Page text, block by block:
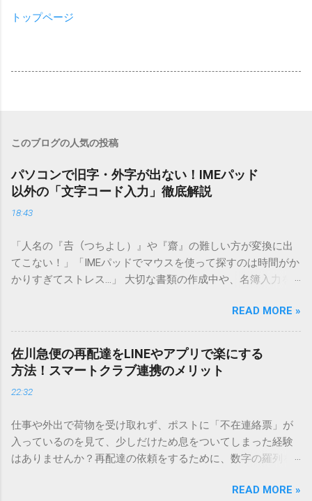
トップページ
このブログの人気の投稿
パソコンで旧字・外字が出ない！IMEパッド
以外の「文字コード入力」徹底解説
18:43
「人名の『𠮷（つちよし）』や『齋』の難しい方が変換に出
てこない！」「IMEパッドでマウスを使って探すのは時間がか
かりすぎてストレス…」 大切な書類の作成中や、名簿入力を
てしまいますよね。多くの人が「IMEパッド（手書き入力）」
を使いますが、実はマウスで一画ずつ書くのは非効率です
し、似た漢字が多すぎて結局見つからないことも少なくあり
ません。 そこで今回は、IMEパッドを使わずに、特定のコー
ドを打ち込むだけで一瞬で旧字や外字、特殊記号を呼び出す
「文字コード入力」のテクニックを詳しく解説します。 この
必要はありません。 1. なぜ「変換」しても旧字・外字が出て
こないのか？ そもそも、なぜ普通の変換で出てこない漢字が
あるのでしょうか。その理由は、パソコンが文字を認識する
は、JIS規格（日本産業規格）によって「第1水準」「第2水
READ MORE »
佐川急便の再配達をLINEやアプリで楽にする
方法！スマートクラブ連携のメリット
22:32
仕事や外出で荷物を受け取れず、ポストに「不在連絡票」が
入っているのを見て、少しだけため息をついてしまった経験
はありませんか？再配達の依頼をするために、数字の羅列を
ことに申し訳なさを感じたりすることもあるかもしれませ
READ MORE »